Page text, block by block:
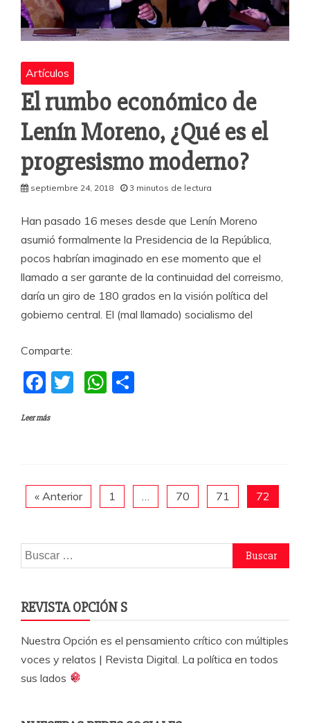
Artículos
El rumbo económico de
Lenín Moreno, ¿Qué es el
progresismo moderno?
septiembre 24, 2018 3 minutos de lectura
Han pasado 16 meses desde que Lenín Moreno
asumió formalmente la Presidencia de la República,
pocos habrían imaginado en ese momento que el
llamado a ser garante de la continuidad del correismo,
daría un giro de 180 grados en la visión política del
gobierno central. El (mal llamado) socialismo del
Comparte:
F
c
o
o
k
T
W
p
p
rti
r
Leer más
« Anterior 1 70 71 72
Buscar:
REVISTA OPCIÓN S
Nuestra Opción es el pensamiento crítico con múltiples
voces y relatos | Revista Digital. La política en todos
sus lados